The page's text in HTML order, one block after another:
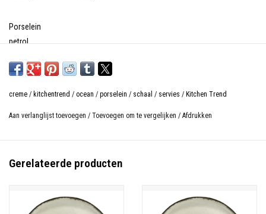
Porselein
petrol
creme / kitchentrend / ocean / porselein / schaal / servies / Kitchen Trend
Aan verlanglijst toevoegen / Toevoegen om te vergelijken / Afdrukken
Gerelateerde producten